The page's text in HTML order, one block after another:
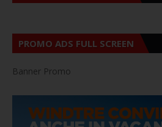
PROMO ADS FULL SCREEN
Banner Promo